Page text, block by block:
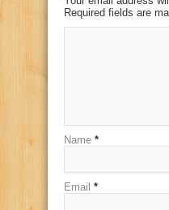
Required fields are
Name *
Email *